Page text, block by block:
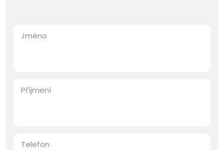
Jméno
Příjmení
Telefon